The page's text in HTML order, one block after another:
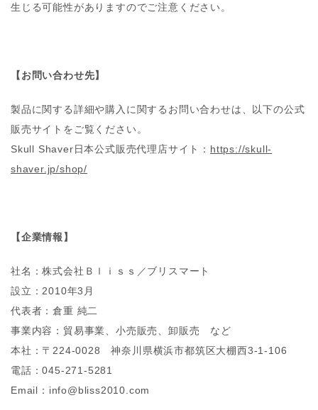
生じる可能性がありますのでご注意ください。
【お問い合わせ先】
製品に関する詳細や購入に関するお問い合わせは、以下の公式
販売サイトをご覧ください。
Skull Shaver日本公式販売代理店サイト： https://skull-
shaver.jp/shop/
【企業情報】
社名：株式会社Ｂｌｉｓｓ／ブリスマート
設立：2010年3月
代表者：倉重 純二
事業内容：貿易事業、小売販売、卸販売 など
本社：〒224-0028 神奈川県横浜市都筑区大棚西3-1-106
電話：045-271-5281
Email：info@bliss2010.com